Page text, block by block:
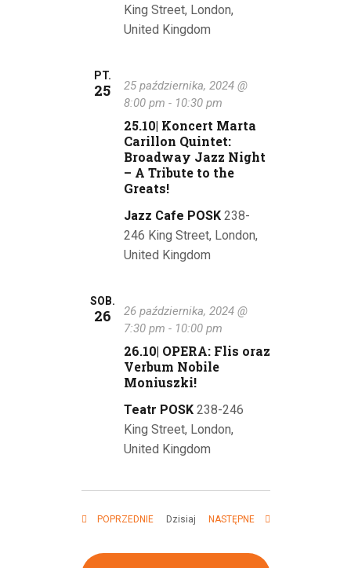
King Street, London,
United Kingdom
PT.
25
25.10| Koncert Marta
Carillon Quintet:
Broadway Jazz Night
– A Tribute to the
Greats!
25 października, 2024 @
8:00 pm - 10:30 pm
Jazz Cafe POSK 238-
246 King Street, London,
United Kingdom
SOB.
26
26.10| OPERA: Flis oraz
Verbum Nobile
Moniuszki!
26 października, 2024 @
7:30 pm - 10:00 pm
Teatr POSK 238-246
King Street, London,
United Kingdom
POPRZEDNIEWYDARZENIA
Dzisiaj NASTĘPNE WYDARZENIA